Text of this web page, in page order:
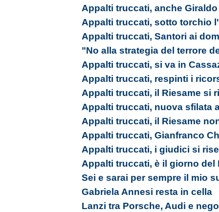
Appalti truccati, anche
Appalti truccati, sotto torchio
Appalti truccati, Santori ai
"No alla strategia del terrore
Appalti truccati, si va in
Appalti truccati, respinti i
Appalti truccati, il Riesame si
Appalti truccati, nuova sfilata
Appalti truccati, il Riesame
Appalti truccati, Gianfranco
Appalti truccati, i giudici si
Appalti truccati, è il giorno del
Sei e sarai per sempre il mio
Gabriela Annesi resta in cella
Lanzi tra Porsche, Audi e